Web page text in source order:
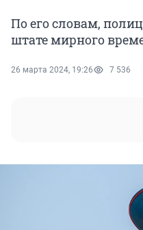
По его словам,
штате мирного
26 марта 2024, 19:26 7 536